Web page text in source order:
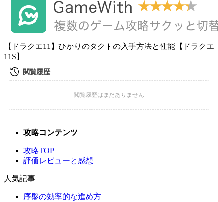
【ドラクエ11】ひかりのタクトの入手方法と性能【ドラクエ
11S】
攻略コンテンツ
攻略TOP
評価レビューと感想
人気記事
序盤の効率的な進め方